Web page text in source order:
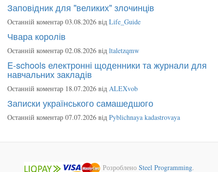
Заповідник для "великих" злочинців
Останній коментар 03.08.2026 від Life_Guide
Чвара королів
Останній коментар 02.08.2026 від ltaletzqmw
E-schools електронні щоденники та журнали для
навчальних закладів
Останній коментар 18.07.2026 від ALEXvob
Записки українського самашедшого
Останній коментар 07.07.2026 від Pyblichnaya kadastrovaya
Розроблено Steel Programming.